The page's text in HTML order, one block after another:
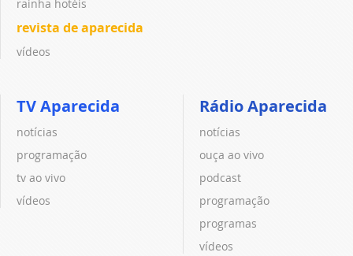
rainha hotéis
revista de aparecida
vídeos
TV Aparecida
notícias
programação
tv ao vivo
vídeos
Rádio Aparecida
notícias
ouça ao vivo
podcast
programação
programas
vídeos